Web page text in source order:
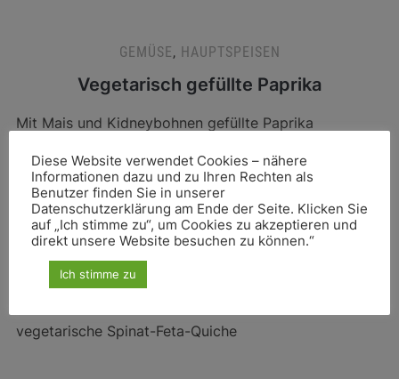
GEMÜSE, HAUPTSPEISEN
Vegetarisch gefüllte Paprika
Mit Mais und Kidneybohnen gefüllte Paprika
GEMÜSE,HAUPTSPEISEN
Spinat-Feta-Quiche
vegetarische Spinat-Feta-Quiche
Diese Website verwendet Cookies – nähere
Informationen dazu und zu Ihren Rechten als
Benutzer finden Sie in unserer
Datenschutzerklärung am Ende der Seite. Klicken Sie
auf „Ich stimme zu“, um Cookies zu akzeptieren und
direkt unsere Website besuchen zu können.“
Ich stimme zu